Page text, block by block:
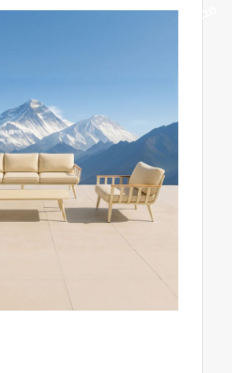
מבצע!